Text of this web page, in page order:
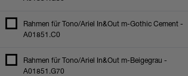
Rahmen für Tono/Ariel In&Out m-Gothic Cement -
A01851.C0
Rahmen für Tono/Ariel In&Out m-Beigegrau -
A01851.G70